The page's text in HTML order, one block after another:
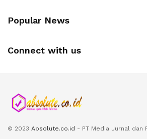
Popular News
Connect with us
© 2023 Absolute.co.id - PT Media Jurnal dan